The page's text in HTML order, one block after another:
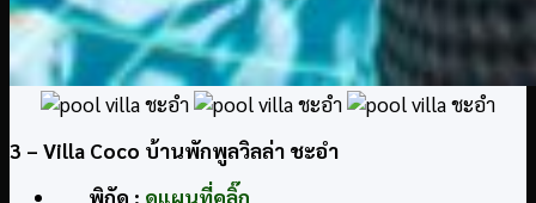
3 – Villa Coco บ้านพักพูลวิลล่า ชะอำ
พิกัด : ดูแผนที่คลิ๊ก